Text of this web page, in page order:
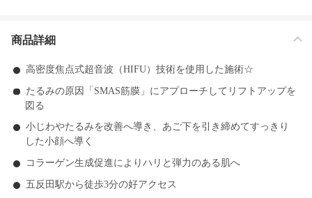
商品詳細
高密度焦点式超音波（HIFU）技術を使用した施術☆
たるみの原因「SMAS筋膜」にアプローチしてリフトアップを
図る
小じわやたるみを改善へ導き、あご下を引き締めてすっきり
した小顔へ導く
コラーゲン生成促進によりハリと弾力のある肌へ
五反田駅から徒歩3分の好アクセス